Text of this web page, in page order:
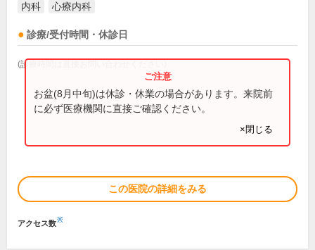
内科 心療内科
診療/受付時間・休診日
(診療時間は直接お問い合わせください)
お盆(8月中旬)は休診・休業の場合があります。来院前
に必ず医療機関に直接ご確認ください。
×閉じる
この医院の詳細をみる
アクセス数※